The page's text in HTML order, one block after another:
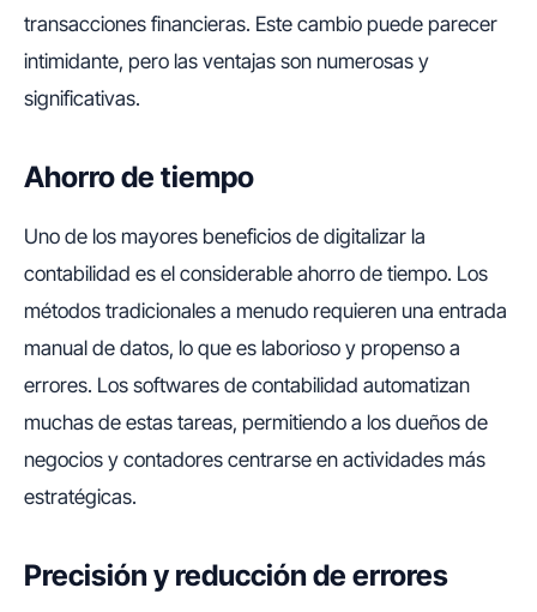
transacciones financieras. Este cambio puede parecer
intimidante, pero las ventajas son numerosas y
significativas.
Ahorro de tiempo
Uno de los mayores beneficios de digitalizar la
contabilidad es el considerable ahorro de tiempo. Los
métodos tradicionales a menudo requieren una entrada
manual de datos, lo que es laborioso y propenso a
errores. Los softwares de contabilidad automatizan
muchas de estas tareas, permitiendo a los dueños de
negocios y contadores centrarse en actividades más
estratégicas.
Precisión y reducción de errores